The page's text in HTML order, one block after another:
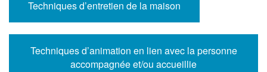
Techniques d’entretien de la maison
Techniques d’animation en lien avec la personne
accompagnée et/ou accueillie